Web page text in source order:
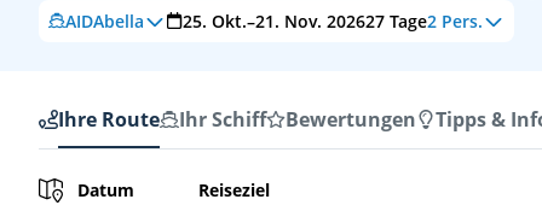
AIDAbella 25. Okt.–21. Nov. 202627 Tage2 Pers.
Ihre Route Ihr Schiff Bewertungen Tipps &
Ihre Route
Datum Reiseziel